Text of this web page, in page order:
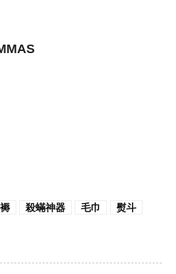
殺蟎神器 毛巾
熨斗